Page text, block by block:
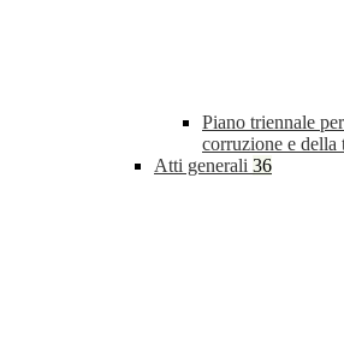
Piano triennale
corruzione e della
Atti generali 36